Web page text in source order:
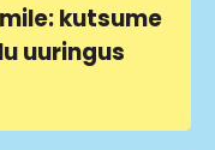
kutsume
uuringus